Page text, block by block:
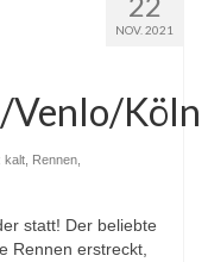
NOV. 2021
Venlo/Köln
kalt Rennen
statt! Der beliebte
Rennen erstreckt,